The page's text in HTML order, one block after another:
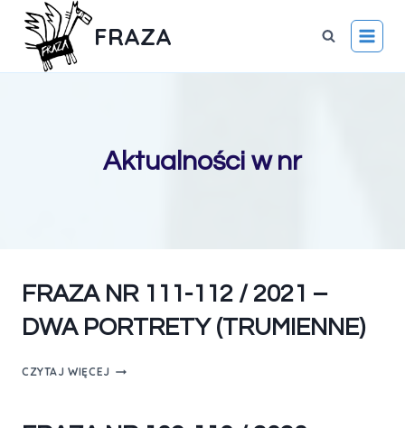
FRAZA
Aktualności w nr
FRAZA NR 111-112 / 2021 –
DWA PORTRETY (TRUMIENNE)
CZYTAJ WIĘCEJ